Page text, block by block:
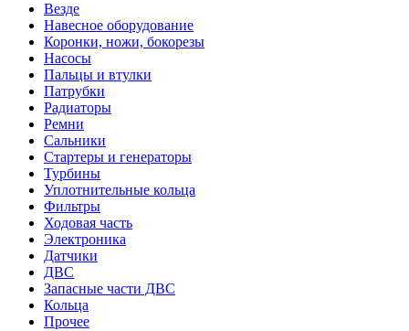
Везде
Навесное оборудование
Коронки, ножи, бокорезы
Насосы
Пальцы и втулки
Патрубки
Радиаторы
Ремни
Сальники
Стартеры и генераторы
Турбины
Уплотнительные кольца
Фильтры
Ходовая часть
Электроника
Датчики
ДВС
Запасные части ДВС
Кольца
Прочее